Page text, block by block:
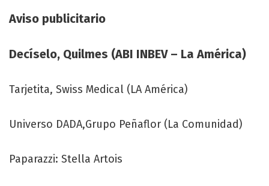
Aviso publicitario
Decíselo, Quilmes (ABI INBEV – La América)
Tarjetita, Swiss Medical (LA América)
Universo DADA,Grupo Peñaflor (La Comunidad)
Paparazzi: Stella Artois